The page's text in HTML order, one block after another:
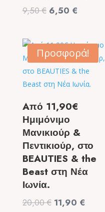
9,50€ Original
9,50 €.
6,50 €
είναι:
6,50 €.
Προσφορά!
Aπό 11,90€
Ημιμόνιμο
Μανικιούρ &
Πεντικιούρ, στο
BEAUTIES & the
Beast στη Νέα
Ιωνία.
20,00€ Original
11,90 €